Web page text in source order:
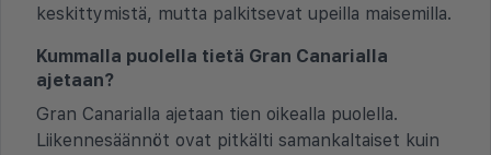
keskittymistä, mutta palkitsevat upeilla maisemilla.
Kummalla puolella tietä Gran Canarialla
ajetaan?
Gran Canarialla ajetaan tien oikealla puolella.
Liikennesäännöt ovat pitkälti samankaltaiset kuin